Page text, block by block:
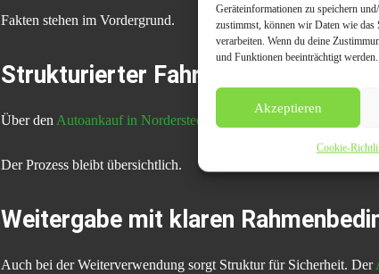
Geräteinformationen zu speichern
zustimmst, können wir Daten wie das
verarbeiten. Wenn du deine
und Funktionen beeinträchtigt werden.
Akzeptieren
Cookie-
Fakten stehen im Vordergrund.
Strukturierter Fahrzeugverkauf als
Über den Autoankauf in Norderstedt lassen sich Fahrzeuge über
Der Prozess bleibt übersichtlich.
Weitergabe mit klaren
Auch bei der Weiterverwendung sorgt Struktur für Sicherheit. Der